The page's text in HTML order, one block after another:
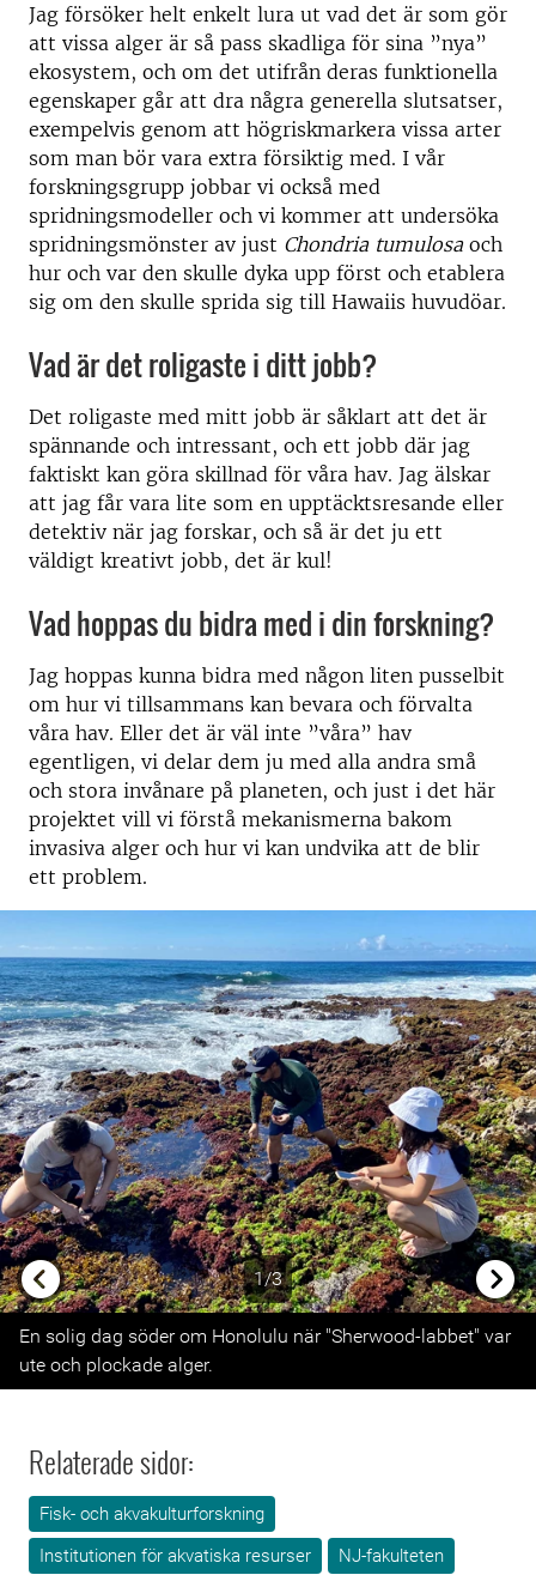
Jag försöker helt enkelt lura ut vad det är som gör
att vissa alger är så pass skadliga för sina ”nya”
ekosystem, och om det utifrån deras funktionella
egenskaper går att dra några generella slutsatser,
exempelvis genom att högriskmarkera vissa arter
som man bör vara extra försiktig med. I vår
forskningsgrupp jobbar vi också med
spridningsmodeller och vi kommer att undersöka
spridningsmönster av just Chondria tumulosa och
hur och var den skulle dyka upp först och etablera
sig om den skulle sprida sig till Hawaiis huvudöar.
Vad är det roligaste i ditt jobb?
Det roligaste med mitt jobb är såklart att det är
spännande och intressant, och ett jobb där jag
faktiskt kan göra skillnad för våra hav. Jag älskar
att jag får vara lite som en upptäcktsresande eller
detektiv när jag forskar, och så är det ju ett
väldigt kreativt jobb, det är kul!
Vad hoppas du bidra med i din forskning?
Jag hoppas kunna bidra med någon liten pusselbit
om hur vi tillsammans kan bevara och förvalta
våra hav. Eller det är väl inte ”våra” hav
egentligen, vi delar dem ju med alla andra små
och stora invånare på planeten, och just i det här
projektet vill vi förstå mekanismerna bakom
invasiva alger och hur vi kan undvika att de blir
ett problem.
1/3
Previous
En solig dag söder om Honolulu när "Sherwood-labbet" var
ute och plockade alger.
Relaterade sidor:
Fisk- och akvakulturforskning
Institutionen för akvatiska resurser
NJ-fakulteten